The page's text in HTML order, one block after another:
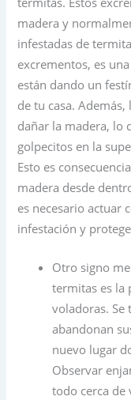
madera y
infestadas de
excrementos, es
están dando un
de tu casa.
dañar la madera, lo
golpecitos en la
Esto es
madera desde
es necesario actuar
infestación y
Otro signo
termitas es la
voladoras.
abandonan
nuevo lugar
Observar
todo cerca de